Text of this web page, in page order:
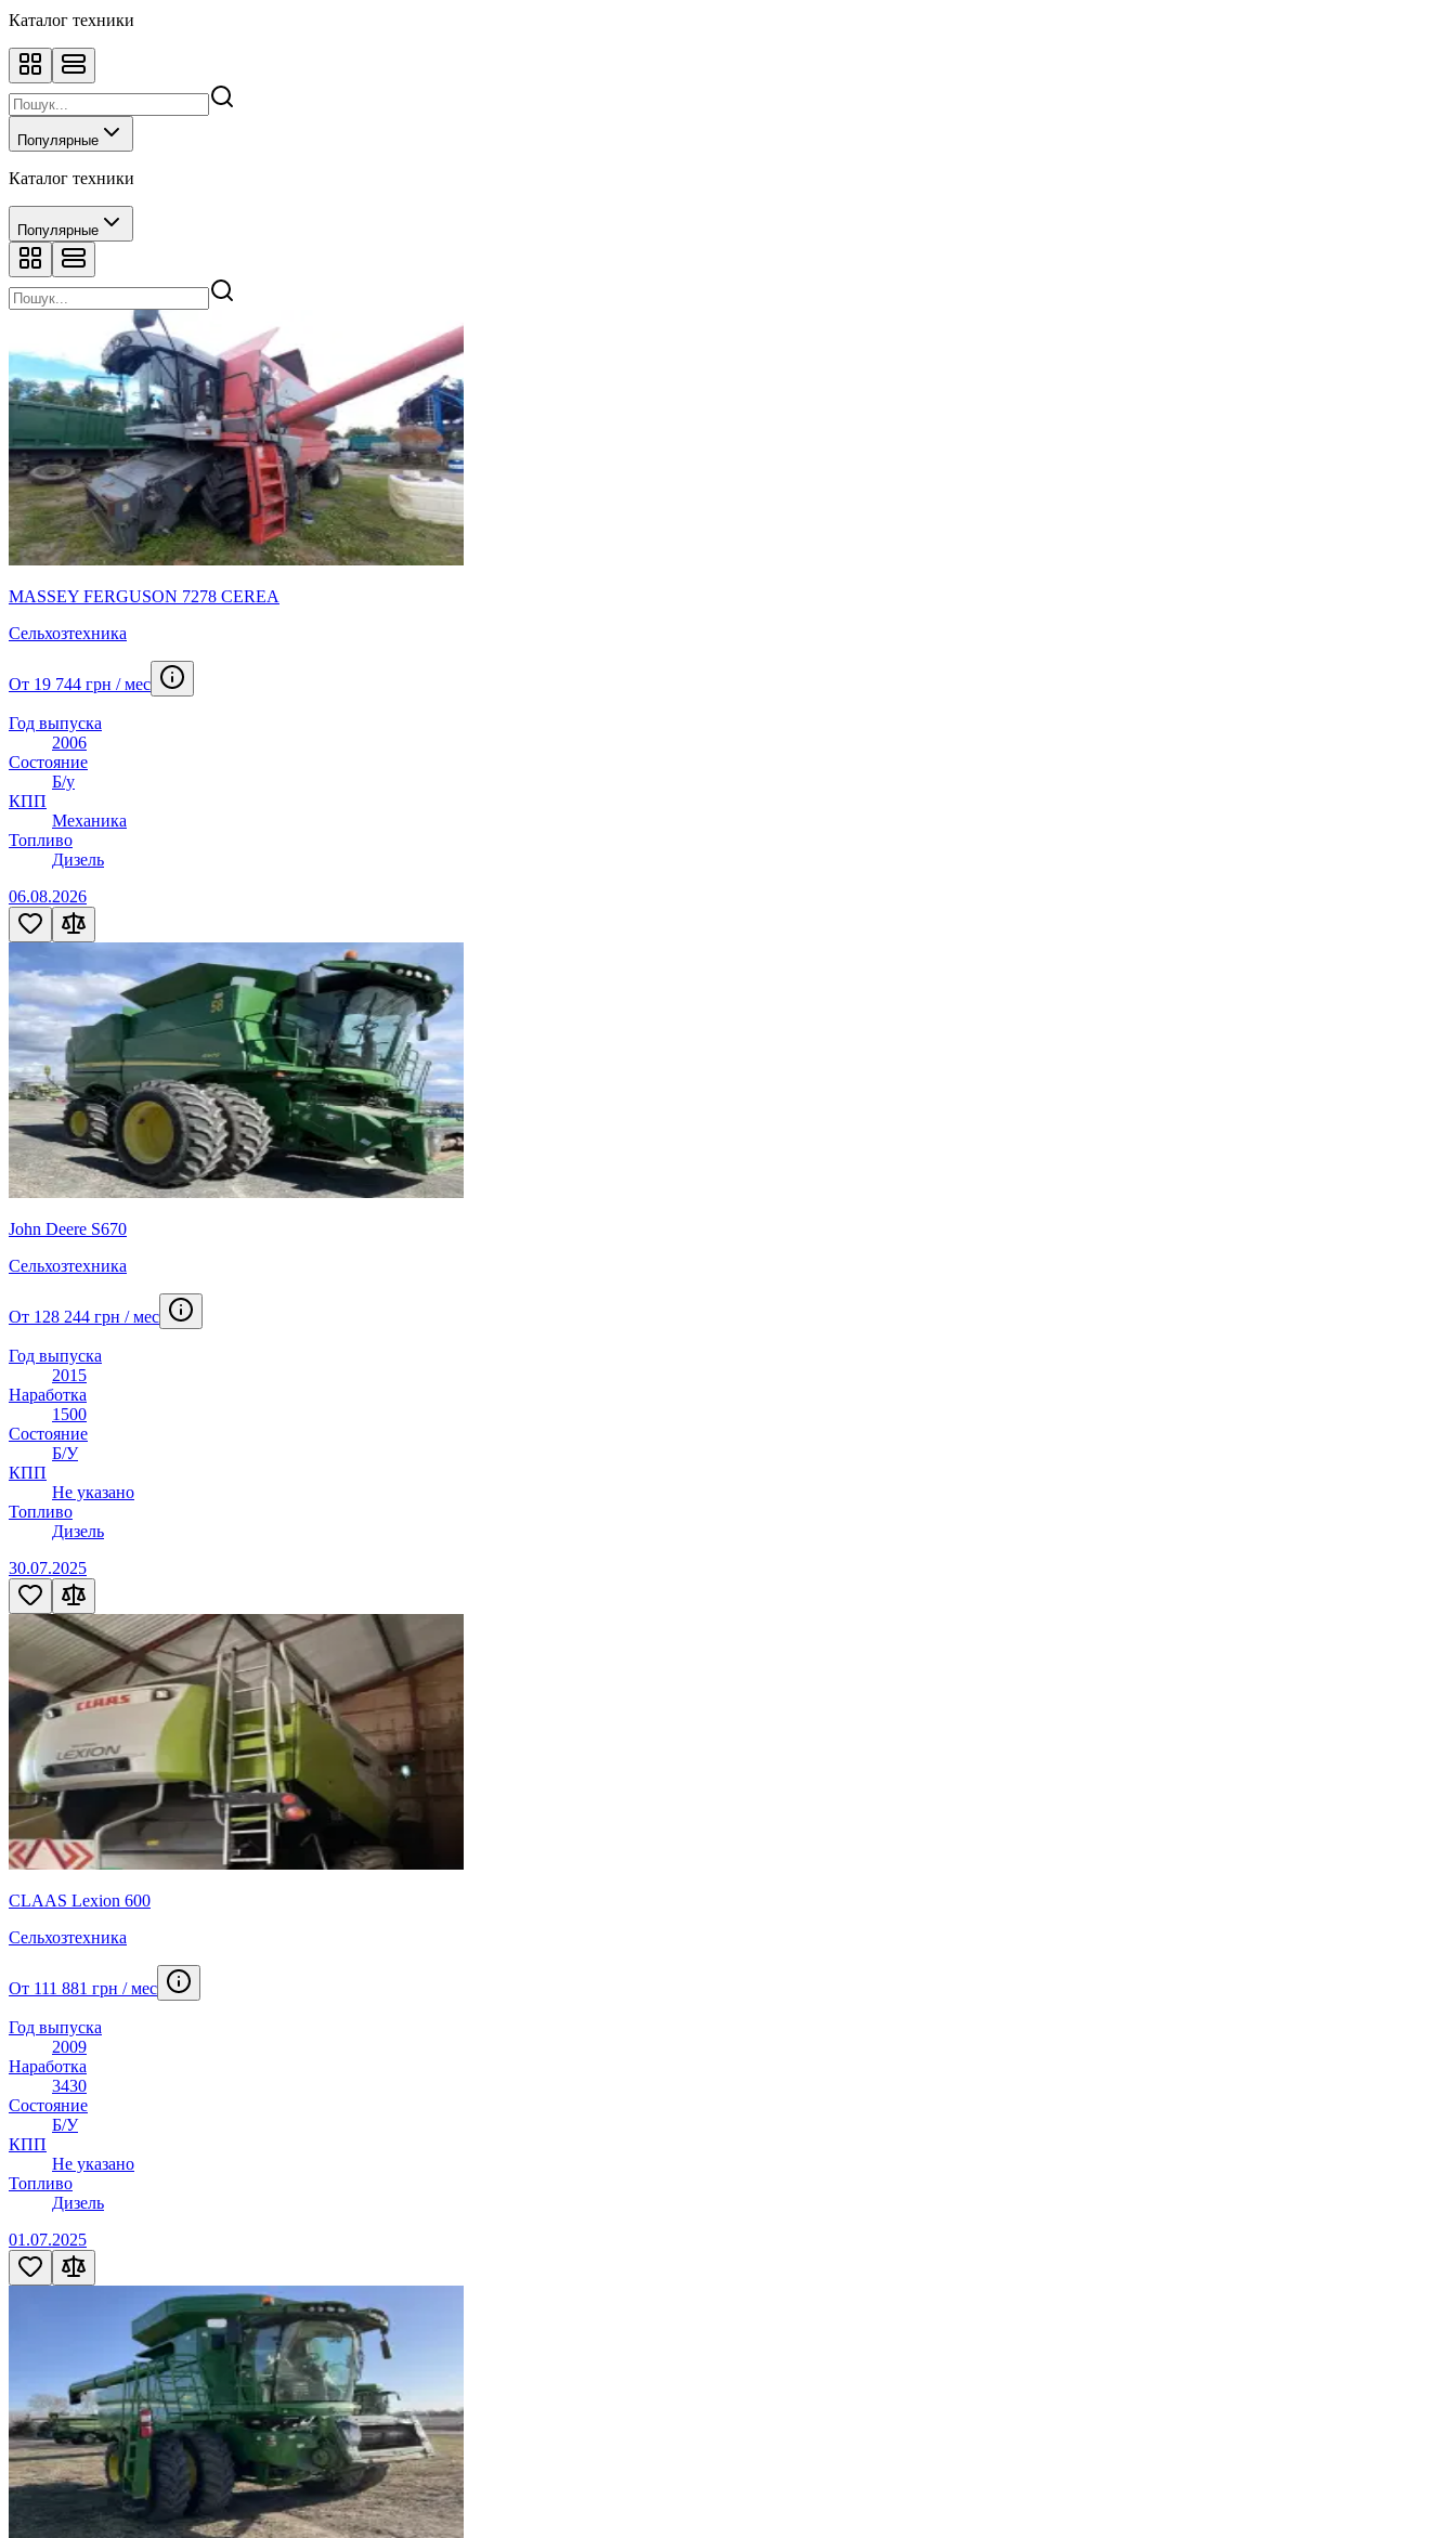
Каталог техники
Популярные
Каталог техники
Популярные
MASSEY FERGUSON 7278 CEREA
Сельхозтехника
От 19 744 грн / мес
Год выпуска
2006
Состояние
Б/у
КПП
Механика
Топливо
Дизель
06.08.2026
John Deere S670
Сельхозтехника
От 128 244 грн / мес
Год выпуска
2015
Наработка
1500
Состояние
Б/У
КПП
Не указано
Топливо
Дизель
30.07.2025
CLAAS Lexion 600
Сельхозтехника
От 111 881 грн / мес
Год выпуска
2009
Наработка
3430
Состояние
Б/У
КПП
Не указано
Топливо
Дизель
01.07.2025